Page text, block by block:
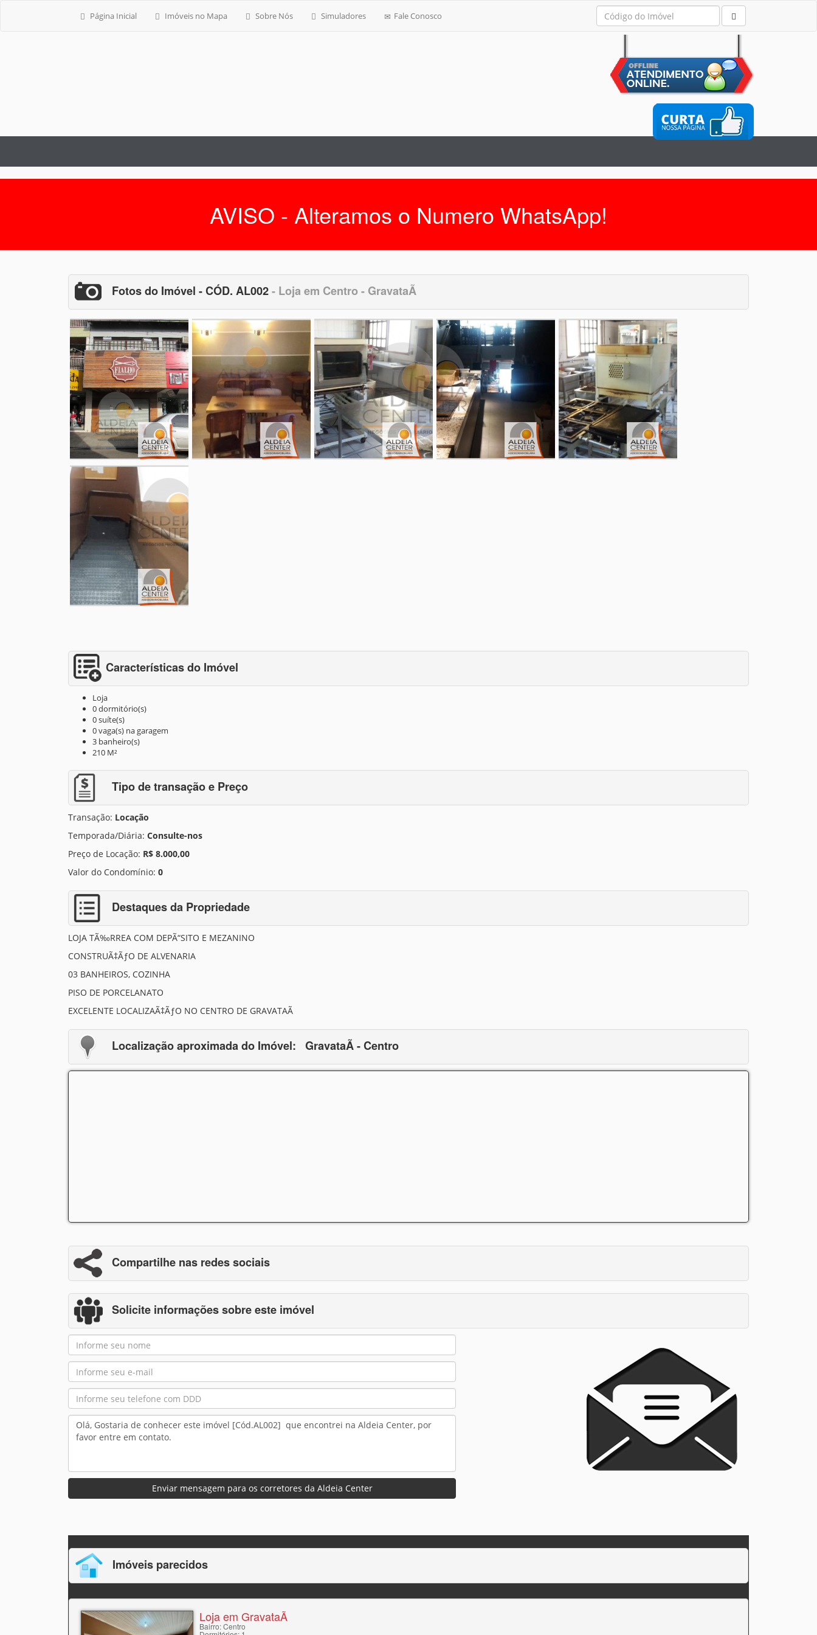
Página Inicial Imóveis no Mapa Sobre Nós Simuladores Fale Conosco
AVISO - Alteramos o Numero WhatsApp!
Fotos do Imóvel - CÓD. AL002- Loja em Centro - GravataÃ­
Características do Imóvel
Loja
0 dormitório(s)
0 suíte(s)
0 vaga(s) na garagem
3 banheiro(s)
210 M²
Tipo de transação e Preço
Transação: Locação
Temporada/Diária: Consulte-nos
Preço de Locação: R$ 8.000,00
Valor do Condomínio: 0
Destaques da Propriedade
LOJA TÃ‰RREA COM DEPÃ“SITO E MEZANINO
CONSTRUÃ‡ÃƒO DE ALVENARIA
03 BANHEIROS, COZINHA
PISO DE PORCELANATO
EXCELENTE LOCALIZAÃ‡ÃƒO NO CENTRO DE GRAVATAÃ
Localização aproximada do Imóvel: GravataÃ­ - Centro
Compartilhe nas redes sociais
Solicite informações sobre este imóvel
Enviar mensagem para os corretores da Aldeia Center
Imóveis parecidos
Loja em GravataÃ­
Bairro: Centro